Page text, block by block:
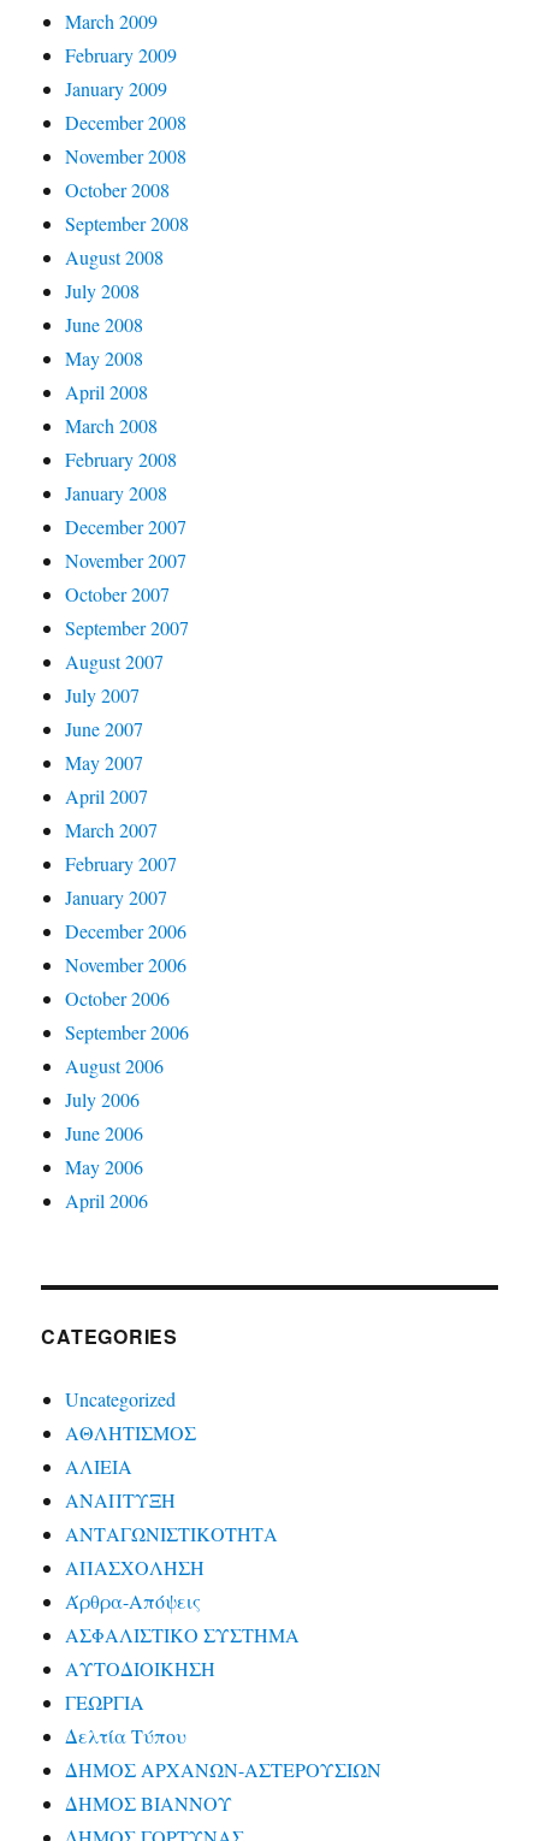
March 2009
February 2009
January 2009
December 2008
November 2008
October 2008
September 2008
August 2008
July 2008
June 2008
May 2008
April 2008
March 2008
February 2008
January 2008
December 2007
November 2007
October 2007
September 2007
August 2007
July 2007
June 2007
May 2007
April 2007
March 2007
February 2007
January 2007
December 2006
November 2006
October 2006
September 2006
August 2006
July 2006
June 2006
May 2006
April 2006
CATEGORIES
Uncategorized
ΑΘΛΗΤΙΣΜΟΣ
ΑΛΙΕΙΑ
ΑΝΑΠΤΥΞΗ
ΑΝΤΑΓΩΝΙΣΤΙΚΟΤΗΤΑ
ΑΠΑΣΧΟΛΗΣΗ
Άρθρα-Απόψεις
ΑΣΦΑΛΙΣΤΙΚΟ ΣΥΣΤΗΜΑ
ΑΥΤΟΔΙΟΙΚΗΣΗ
ΓΕΩΡΓΙΑ
Δελτία Τύπου
ΔΗΜΟΣ ΑΡΧΑΝΩΝ-ΑΣΤΕΡΟΥΣΙΩΝ
ΔΗΜΟΣ ΒΙΑΝΝΟΥ